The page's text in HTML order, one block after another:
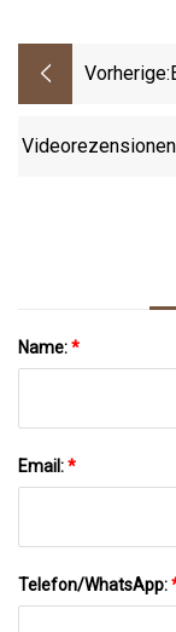
Vorherige:
Name:*
Email:*
Telefon/WhatsApp: